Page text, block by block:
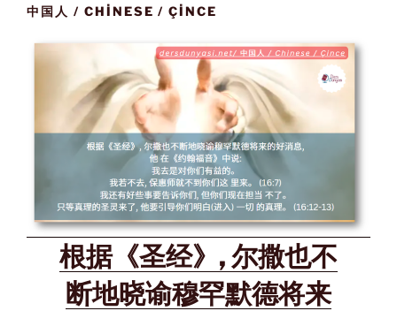
中国人 / CHINESE / ÇINCE
根据《圣经》, 尔撒也不
断地晓谕穆罕默德将来